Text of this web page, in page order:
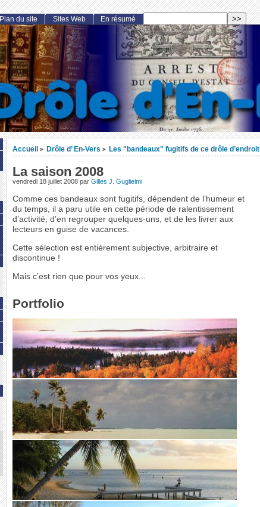
Accueil > Drôle d’ En-Vers > Les "bandeaux" fugitifs de ce drôle d’endroit
La saison 2008
vendredi 18 juillet 2008 par Gilles J. Guglielmi
Comme ces bandeaux sont fugitifs, dépendent de l’humeur et
du temps, il a paru utile en cette période de ralentissement
d’activité, d’en regrouper quelques-uns, et de les livrer aux
lecteurs en guise de vacances.
Cette sélection est entièrement subjective, arbitraire et
discontinue !
Mais c’est rien que pour vos yeux...
Portfolio
Plan du site Sites Web En résumé